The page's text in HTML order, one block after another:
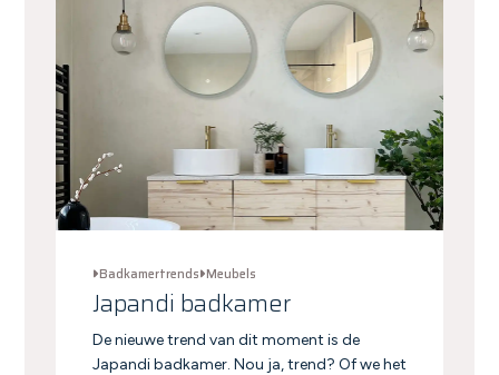
Badkamertrends Meubels
Japandi badkamer
De nieuwe trend van dit moment is de
Japandi badkamer. Nou ja, trend? Of we het